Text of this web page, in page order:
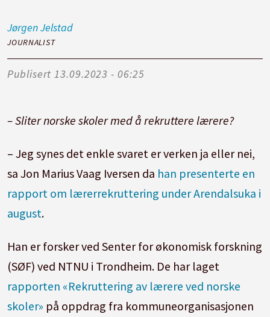
JørgenJelstad
JOURNALIST
Publisert 13.09.2023 - 06:25
– Sliter norske skoler med å rekruttere lærere?
– Jeg synes det enkle svaret er verken ja eller nei,
sa Jon Marius Vaag Iversen da han presenterte en
rapport om lærerrekruttering under Arendalsuka i
august.
Han er forsker ved Senter for økonomisk forskning
(SØF) ved NTNU i Trondheim. De har laget
rapporten «Rekruttering av lærere ved norske
skoler» på oppdrag fra kommuneorganisasjonen